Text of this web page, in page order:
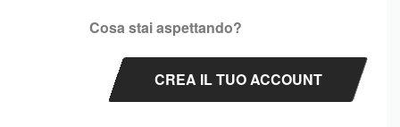
Cosa stai aspettando?
CREA IL TUO ACCOUNT